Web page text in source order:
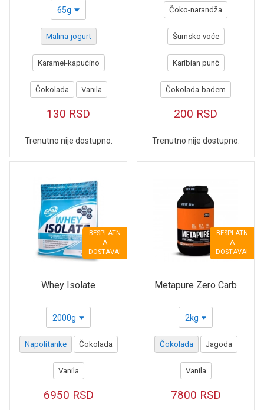
65g
Malina-jogurt
Karamel-kapućino
Čokolada Vanila
130 RSD
Trenutno nije dostupno.
Čoko-narandža
Šumsko voće
Karibian punč
Čokolada-badem
200 RSD
Trenutno nije dostupno.
BESPLATN
A
DOSTAVA!
Whey Isolate
2000g
Napolitanke Čokolada
Vanila
6950 RSD
BESPLATN
A
DOSTAVA!
Metapure Zero Carb
2kg
Čokolada Jagoda
Vanila
7800 RSD